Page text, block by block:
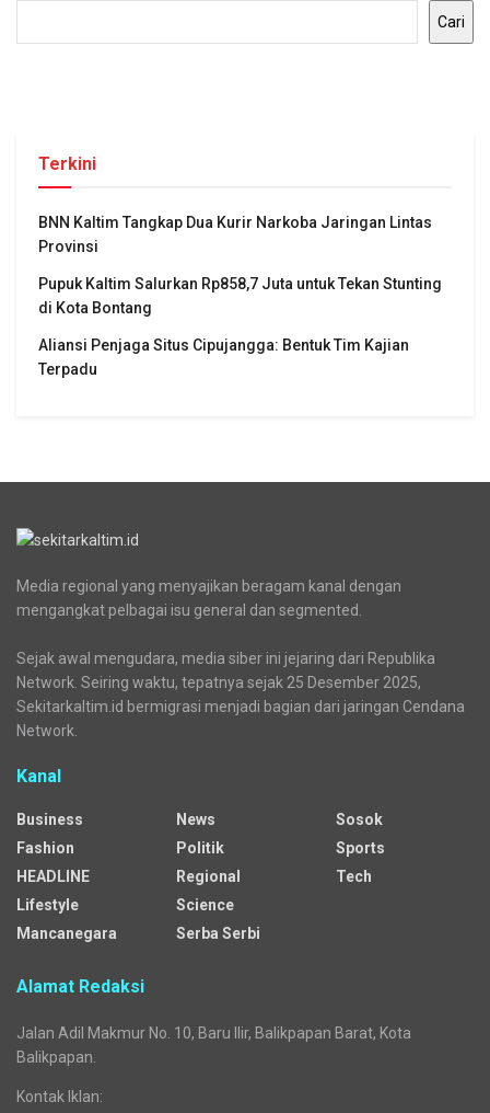
Cari
Terkini
BNN Kaltim Tangkap Dua Kurir Narkoba Jaringan Lintas
Provinsi
Pupuk Kaltim Salurkan Rp858,7 Juta untuk Tekan Stunting
di Kota Bontang
Aliansi Penjaga Situs Cipujangga: Bentuk Tim Kajian
Terpadu
Media regional yang menyajikan beragam kanal dengan
mengangkat pelbagai isu general dan segmented.
Sejak awal mengudara, media siber ini jejaring dari Republika
Network. Seiring waktu, tepatnya sejak 25 Desember 2025,
Sekitarkaltim.id bermigrasi menjadi bagian dari jaringan Cendana
Network.
Kanal
Business
Fashion
HEADLINE
Lifestyle
Mancanegara
News
Politik
Regional
Science
Serba Serbi
Sosok
Sports
Tech
Alamat Redaksi
Jalan Adil Makmur No. 10, Baru Ilir, Balikpapan Barat, Kota
Balikpapan.
Kontak Iklan: